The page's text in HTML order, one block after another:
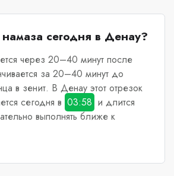
сегодня в Денау?
через 20–40 минут после
за 20–40 минут до
в зенит. В Денауэтот отрезок
сегодня в 03:58 и длится
выполнять ближе к